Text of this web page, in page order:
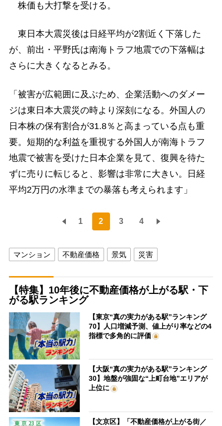
株価も大打撃を受ける。
東日本大震災後は日経平均が2割近く下落した
が、前出・平野氏は南海トラフ地震での下落幅は
さらに大きくなるとみる。
「被害が広範囲に及ぶため、企業活動へのダメー
ジは東日本大震災の時より深刻になる。外国人の
日本株の保有割合が31.8％と高まっている点も重
要。短期的な利益を重視する外国人が南海トラフ
地震で被害を受けた日本企業を見て、復興を待た
ずに売りに転じると、影響は非常に大きい。日経
平均2万円の水準までの暴落も考えられます」
1 2 3 4
マンション 不動産価格 景気 災害
【特集】10年後に不動産価格が上がる駅・下
がる駅ランキング
【東京“真の実力がある駅”ランキング
70】人口増減予測、値上がり率などの4
指標で多角的に評価
【大阪“真の実力がある駅”ランキング
30】地盤が強固な“上町台地”エリアが
上位に
【文京区】「不動産価格が上がる街／